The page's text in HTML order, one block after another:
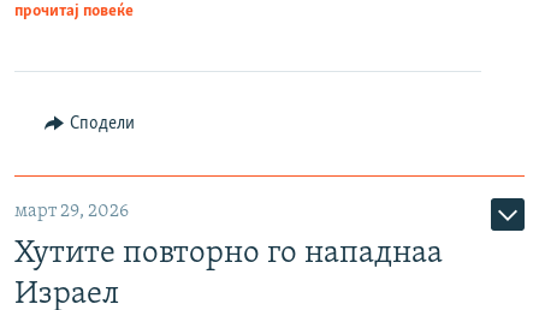
прочитај повеќе
Сподели
март 29, 2026
Хутите повторно го нападнаа
Израел